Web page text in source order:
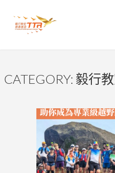
CATEGORY: 毅行